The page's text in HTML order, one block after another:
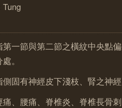
第一節與第二節之橫紋中央點
。
固有神經皮下淺枝、腎之神
痛、腰痛、脊椎炎、脊椎長骨